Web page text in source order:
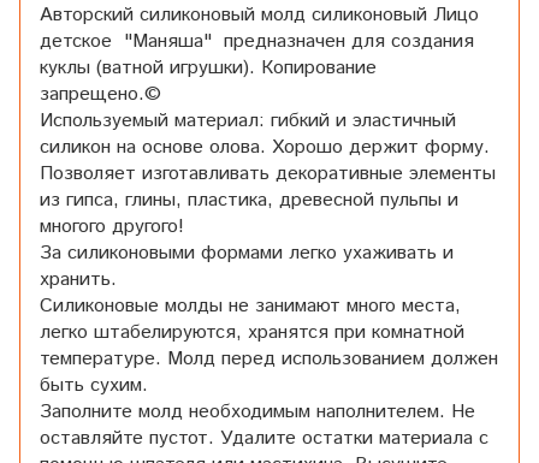
Авторский силиконовый молд силиконовый Лицо
детское "Маняша" предназначен для создания
куклы (ватной игрушки). Копирование
запрещено.©
Используемый материал: гибкий и эластичный
силикон на основе олова. Хорошо держит форму.
Позволяет изготавливать декоративные элементы
из гипса, глины, пластика, древесной пульпы и
многого другого!
За силиконовыми формами легко ухаживать и
хранить.
Силиконовые молды не занимают много места,
легко штабелируются, хранятся при комнатной
температуре. Молд перед использованием должен
быть сухим.
Заполните молд необходимым наполнителем. Не
оставляйте пустот. Удалите остатки материала с